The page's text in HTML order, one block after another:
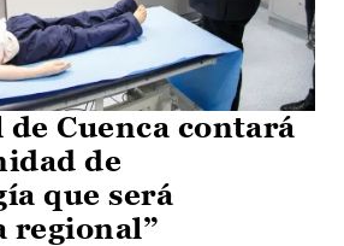
Cuenca contará
de
que será
regional”